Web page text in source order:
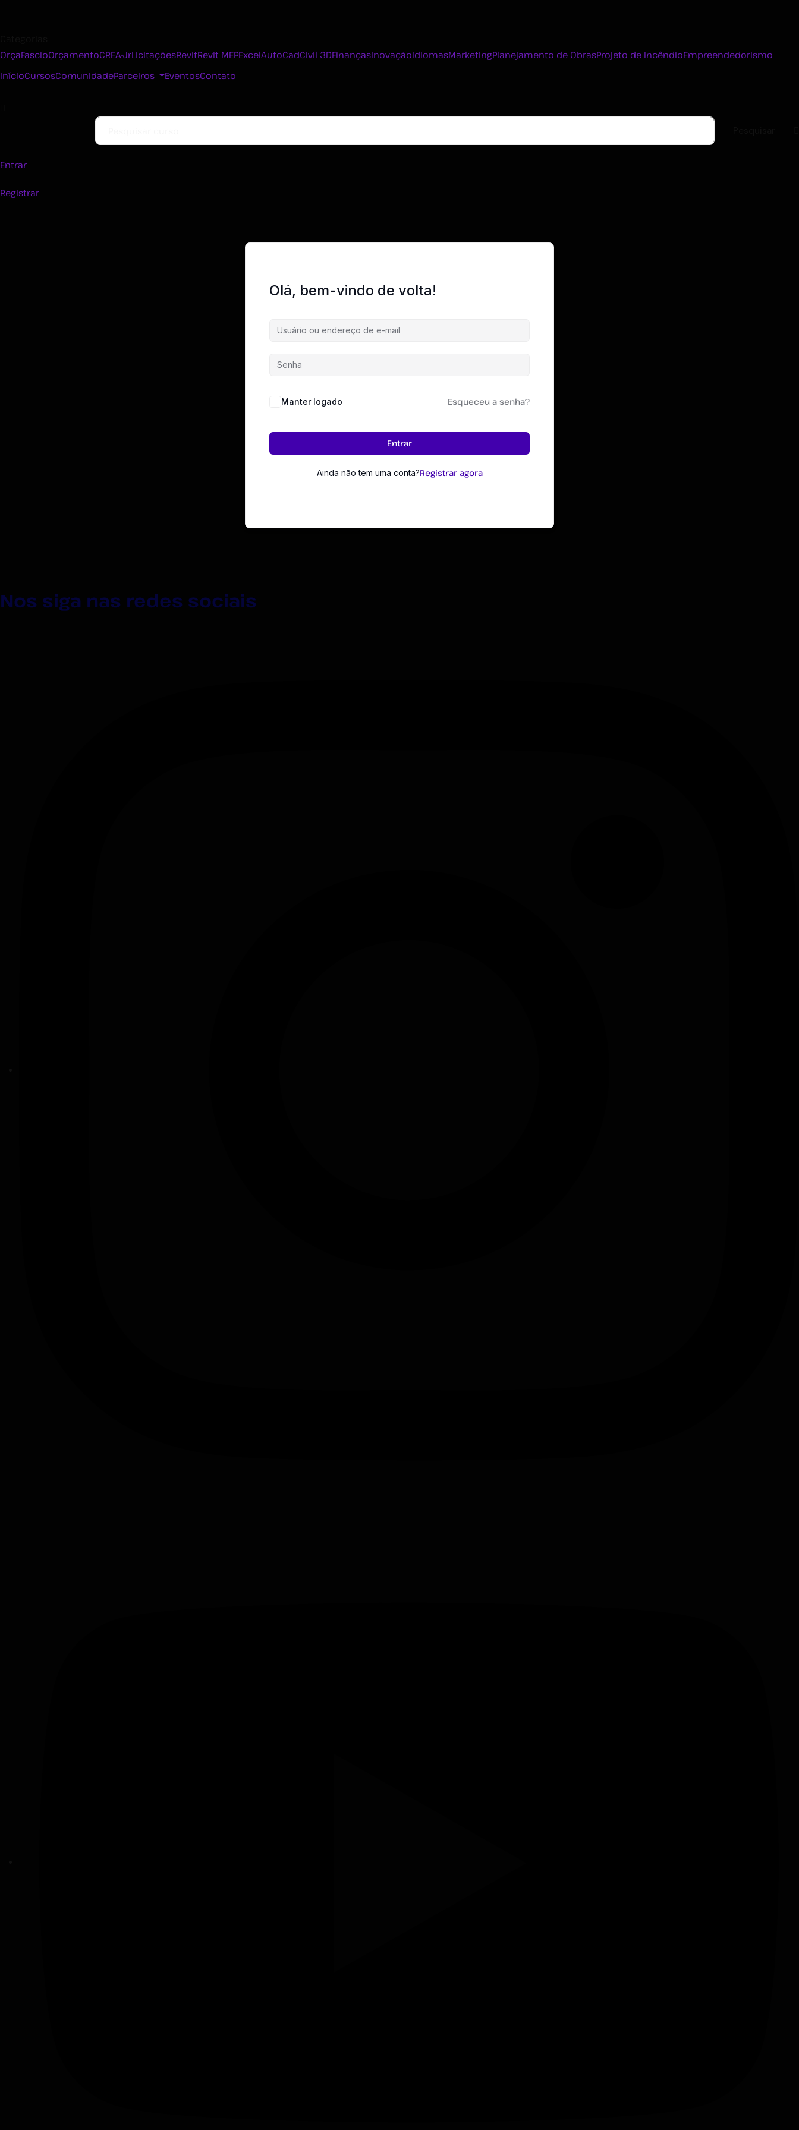
OrçaFascioOrçamentoCREA-JrLicitaçõesRevitRevit MEPExcelAutoCadCivil 3DFinançasInovaçãoIdiomasMarketingPlanejamento de ObrasProjeto de IncêndioEmpreendedorismo
InícioCursosComunidadeParceiros EventosContato
Entrar
Registrar
Olá, bem-vindo de volta!
Manter logado Esqueceu a senha?
Entrar
Ainda não tem uma conta?Registrar agora
Nos siga nas redes sociais